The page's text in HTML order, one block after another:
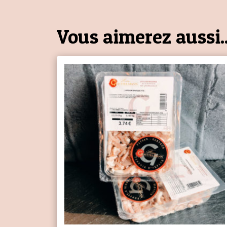
Vous aimerez